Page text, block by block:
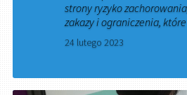
strony ryzyko
zakazy i ograniczenia, które
24 lutego 2023